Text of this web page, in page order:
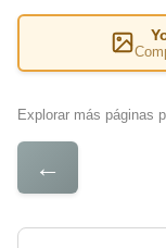
Explorar más páginas
←